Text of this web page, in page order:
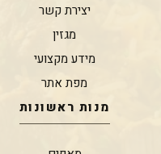
יצירת קשר
מגזין
מידע מקצועי
מפת אתר
מנות ראשונות